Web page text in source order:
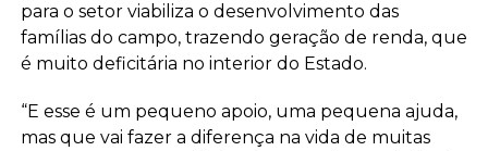
para o setor viabiliza o desenvolvimento das
famílias do campo, trazendo geração de renda, que
é muito deficitária no interior do Estado.
“E esse é um pequeno apoio, uma pequena ajuda,
mas que vai fazer a diferença na vida de muitas